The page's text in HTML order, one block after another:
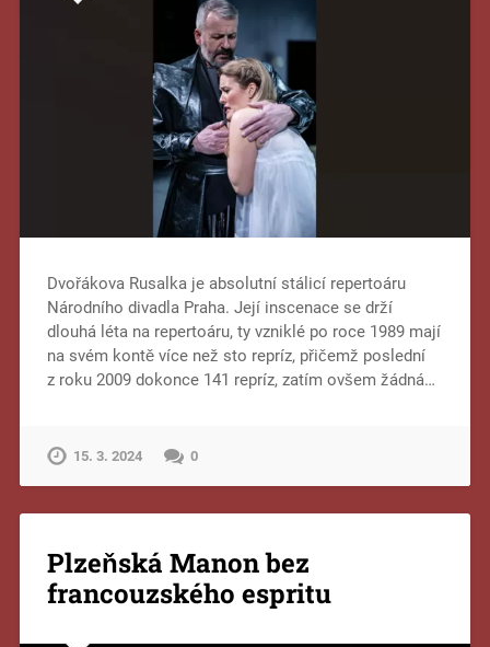
Dvořákova Rusalka je absolutní stálicí repertoáru
Národního divadla Praha. Její inscenace se drží
dlouhá léta na repertoáru, ty vzniklé po roce 1989 mají
na svém kontě více než sto repríz, přičemž poslední
z roku 2009 dokonce 141 repríz, zatím ovšem žádná…
15. 3. 2024 0
Plzeňská Manon bez
francouzského espritu